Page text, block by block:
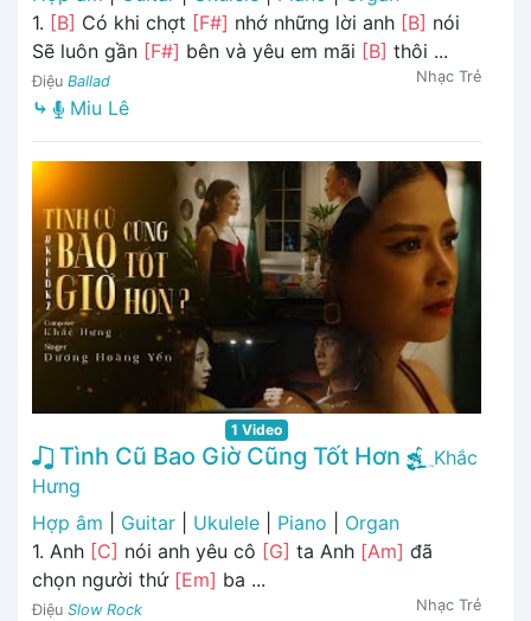
1. [B] Có khi chợt [F#] nhớ những lời anh [B] nói
Sẽ luôn gần [F#] bên và yêu em mãi [B] thôi ...
Điệu Ballad Nhạc Trẻ
⤷ Miu Lê
1 Video
Tình Cũ Bao Giờ Cũng Tốt Hơn
Khắc
Hưng
Hợp âm
Guitar Ukulele Piano
Organ
1. Anh [C] nói anh yêu cô [G] ta Anh [Am] đã
chọn người thứ [Em] ba ...
Điệu Slow Rock Nhạc Trẻ